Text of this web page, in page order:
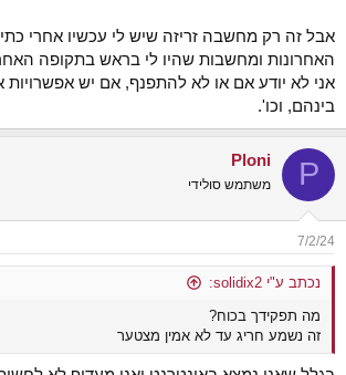
אבל זה רק מחשבה זריזה שיש לי עכשיו אחרי
האחרונות ומחשבות שהיו לי בראש בתקופה
אני לא יודע אם או לא להתפנף, אם יש
בינהם, וכו'.
P
Ploni
משתמש סולידי
7/2/24
נכתב ע"י solidix2:
מה תפקידך בכוח?
זה נשמע חריג עד לא אמין מצטער